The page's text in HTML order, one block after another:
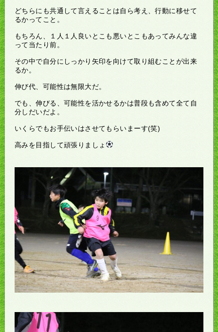
どちらにも共通して言えることは自ら考え、行動に移せて
るかってこと。
もちろん、１人１人良いとこも悪いとこもあってみんな違
って当たり前。
その中で自分にしっかり矢印を向けて取り組むことが出来
るか。
伸び代、可能性は無限大だ。
でも、伸びる、可能性を活かせるかは普段も含めて全て自
分しだいだよ。
いくらでもお手伝いはさせてもらいまーす(笑)
高みを目指して頑張りましょ